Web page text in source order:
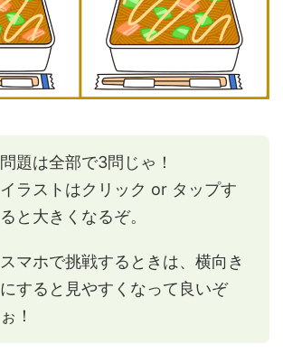
問題は全部で3問じゃ！
イラストはクリック or タップす
ると大きくなるぞ。
スマホで挑戦するときは、横向き
にすると見やすくなって良いぞ
ぉ！